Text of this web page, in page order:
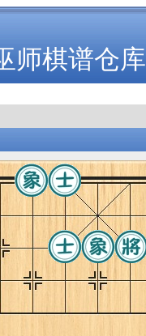
师棋谱仓库